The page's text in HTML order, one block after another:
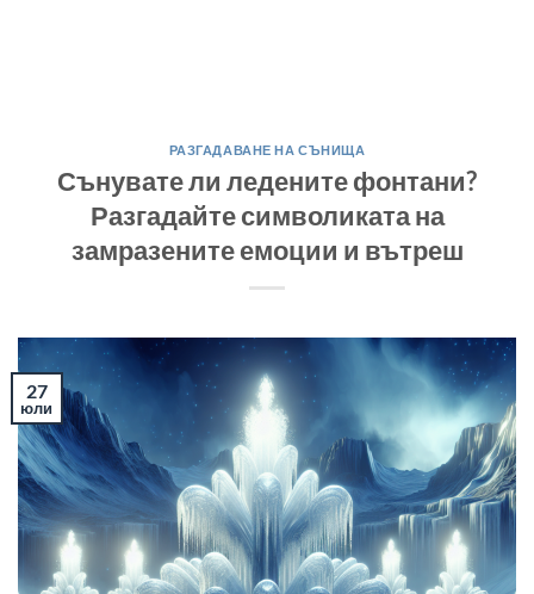
РАЗГАДАВАНЕ НА СЪНИЩА
Сънувате ли ледените фонтани?
Разгадайте символиката на
замразените емоции и вътреш
27
юли